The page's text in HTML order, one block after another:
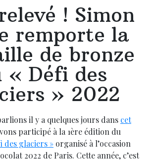
! Simon
remporte la
de bronze
« Défi des
» 2022​
il y a quelques jours dans cet
participé à la 1ère édition du
des glaciers » organisé à l’occasion
2022 de Paris. Cette année, c’est